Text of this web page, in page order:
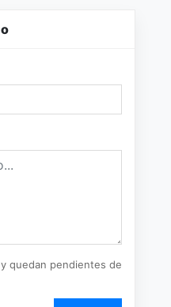
quedan pendientes de